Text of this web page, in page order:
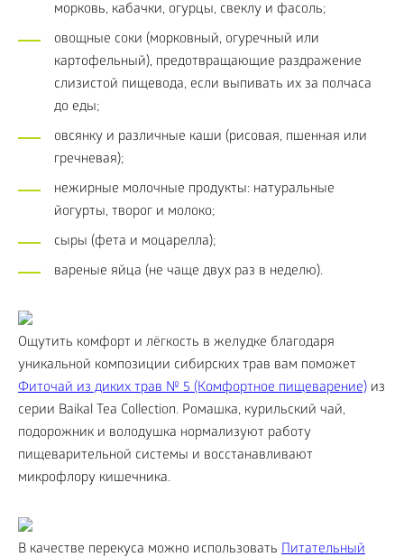
морковь, кабачки, огурцы, свеклу и фасоль;
овощные соки (морковный, огуречный или
картофельный), предотвращающие раздражение
слизистой пищевода, если выпивать их за полчаса
до еды;
овсянку и различные каши (рисовая, пшенная или
гречневая);
нежирные молочные продукты: натуральные
йогурты, творог и молоко;
сыры (фета и моцарелла);
вареные яйца (не чаще двух раз в неделю).
Ощутить комфорт и лёгкость в желудке благодаря
уникальной композиции сибирских трав вам поможет
Фиточай из диких трав № 5 (Комфортное пищеварение) из
серии Baikal Tea Collection. Ромашка, курильский чай,
подорожник и володушка нормализуют работу
пищеварительной системы и восстанавливают
микрофлору кишечника.
В качестве перекуса можно использовать Питательный